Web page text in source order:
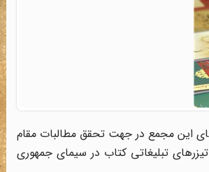
این مجمع در جهت تحقق مطالبات مقام
تبلیغاتی کتاب در سیمای جمهوری